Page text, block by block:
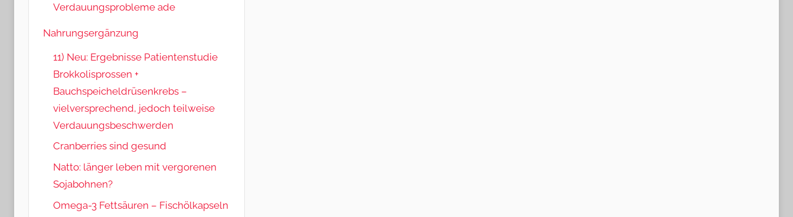
Verdauungsprobleme ade
Nahrungsergänzung
11) Neu: Ergebnisse Patientenstudie
Brokkolisprossen +
Bauchspeicheldrüsenkrebs –
vielversprechend, jedoch teilweise
Verdauungsbeschwerden
Cranberries sind gesund
Natto: länger leben mit vergorenen
Sojabohnen?
Omega-3 Fettsäuren – Fischölkapseln